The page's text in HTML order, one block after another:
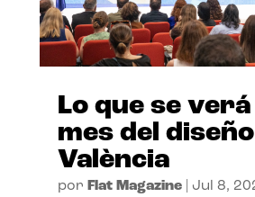
Lo que se verá
mes del
València
por Flat Magazine| Jul 8,